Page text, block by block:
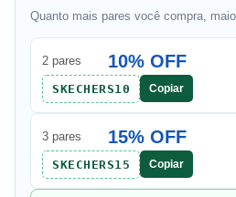
Quanto mais pares você compra,
2 pares 10% OFF
SKECHERS10 Copiar
3 pares 15% OFF
SKECHERS15 Copiar